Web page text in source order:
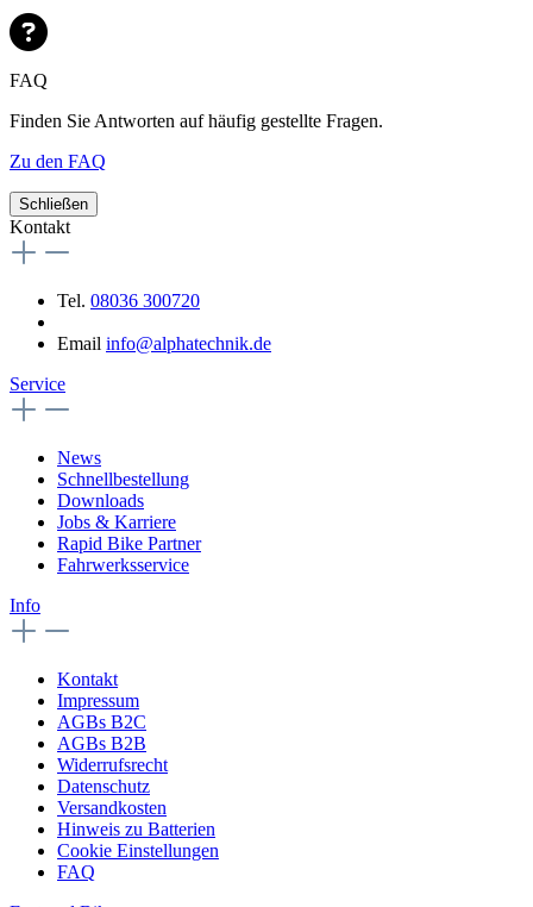
FAQ
Finden Sie Antworten auf häufig gestellte Fragen.
Zu den FAQ
Schließen
Kontakt
Tel. 08036 300720
Email info@alphatechnik.de
Service
News
Schnellbestellung
Downloads
Jobs & Karriere
Rapid Bike Partner
Fahrwerksservice
Info
Kontakt
Impressum
AGBs B2C
AGBs B2B
Widerrufsrecht
Datenschutz
Versandkosten
Hinweis zu Batterien
Cookie Einstellungen
FAQ